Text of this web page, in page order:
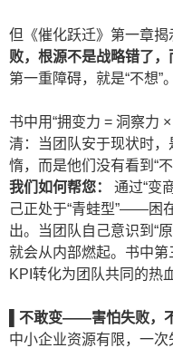
但《催化跃迁》第一章揭
败，根源不是战略错了，
第一重障碍，就是“不想”。
书中用“拥变力 = 洞察力
清：当团队安于现状时，
惰，而是他们没有看到“不
我们如何帮您：
通过“变
己正处于“青蛙型”——困
出。当团队自己意识到“
就会从内部燃起。书中第
KPI转化为团队共同的热
不敢变——害怕失败，
中小企业资源有限，一